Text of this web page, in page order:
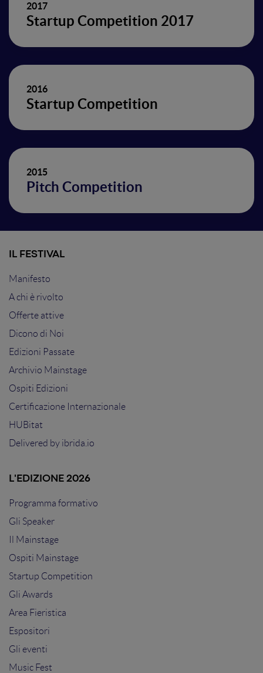
2017
Startup Competition 2017
2016
Startup Competition
2015
Pitch Competition
IL FESTIVAL
Manifesto
A chi è rivolto
Offerte attive
Dicono di Noi
Edizioni Passate
Archivio Mainstage
Ospiti Edizioni
Certificazione Internazionale
HUBitat
Delivered by ibrida.io
L'EDIZIONE 2026
Programma formativo
Gli Speaker
Il Mainstage
Ospiti Mainstage
Startup Competition
Gli Awards
Area Fieristica
Espositori
Gli eventi
Music Fest